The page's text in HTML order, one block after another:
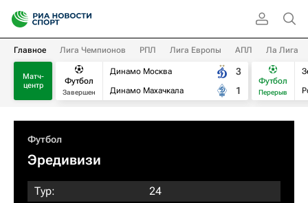
Главное Лига Чемпионов РПЛ Лига Европы АПЛ Ла Лига
Матч-
центр
Футбол
Завершен
Динамо Москва
Динамо Махачкала
3
1
Футбол
Перерыв
Футбол
Эредивизи
Тур:
24